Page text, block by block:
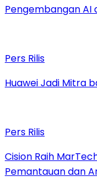
Pengembangan AI
Pers Rilis
Huawei Jadi Mitra
Pers Rilis
Cision Raih
Pemantauan dan